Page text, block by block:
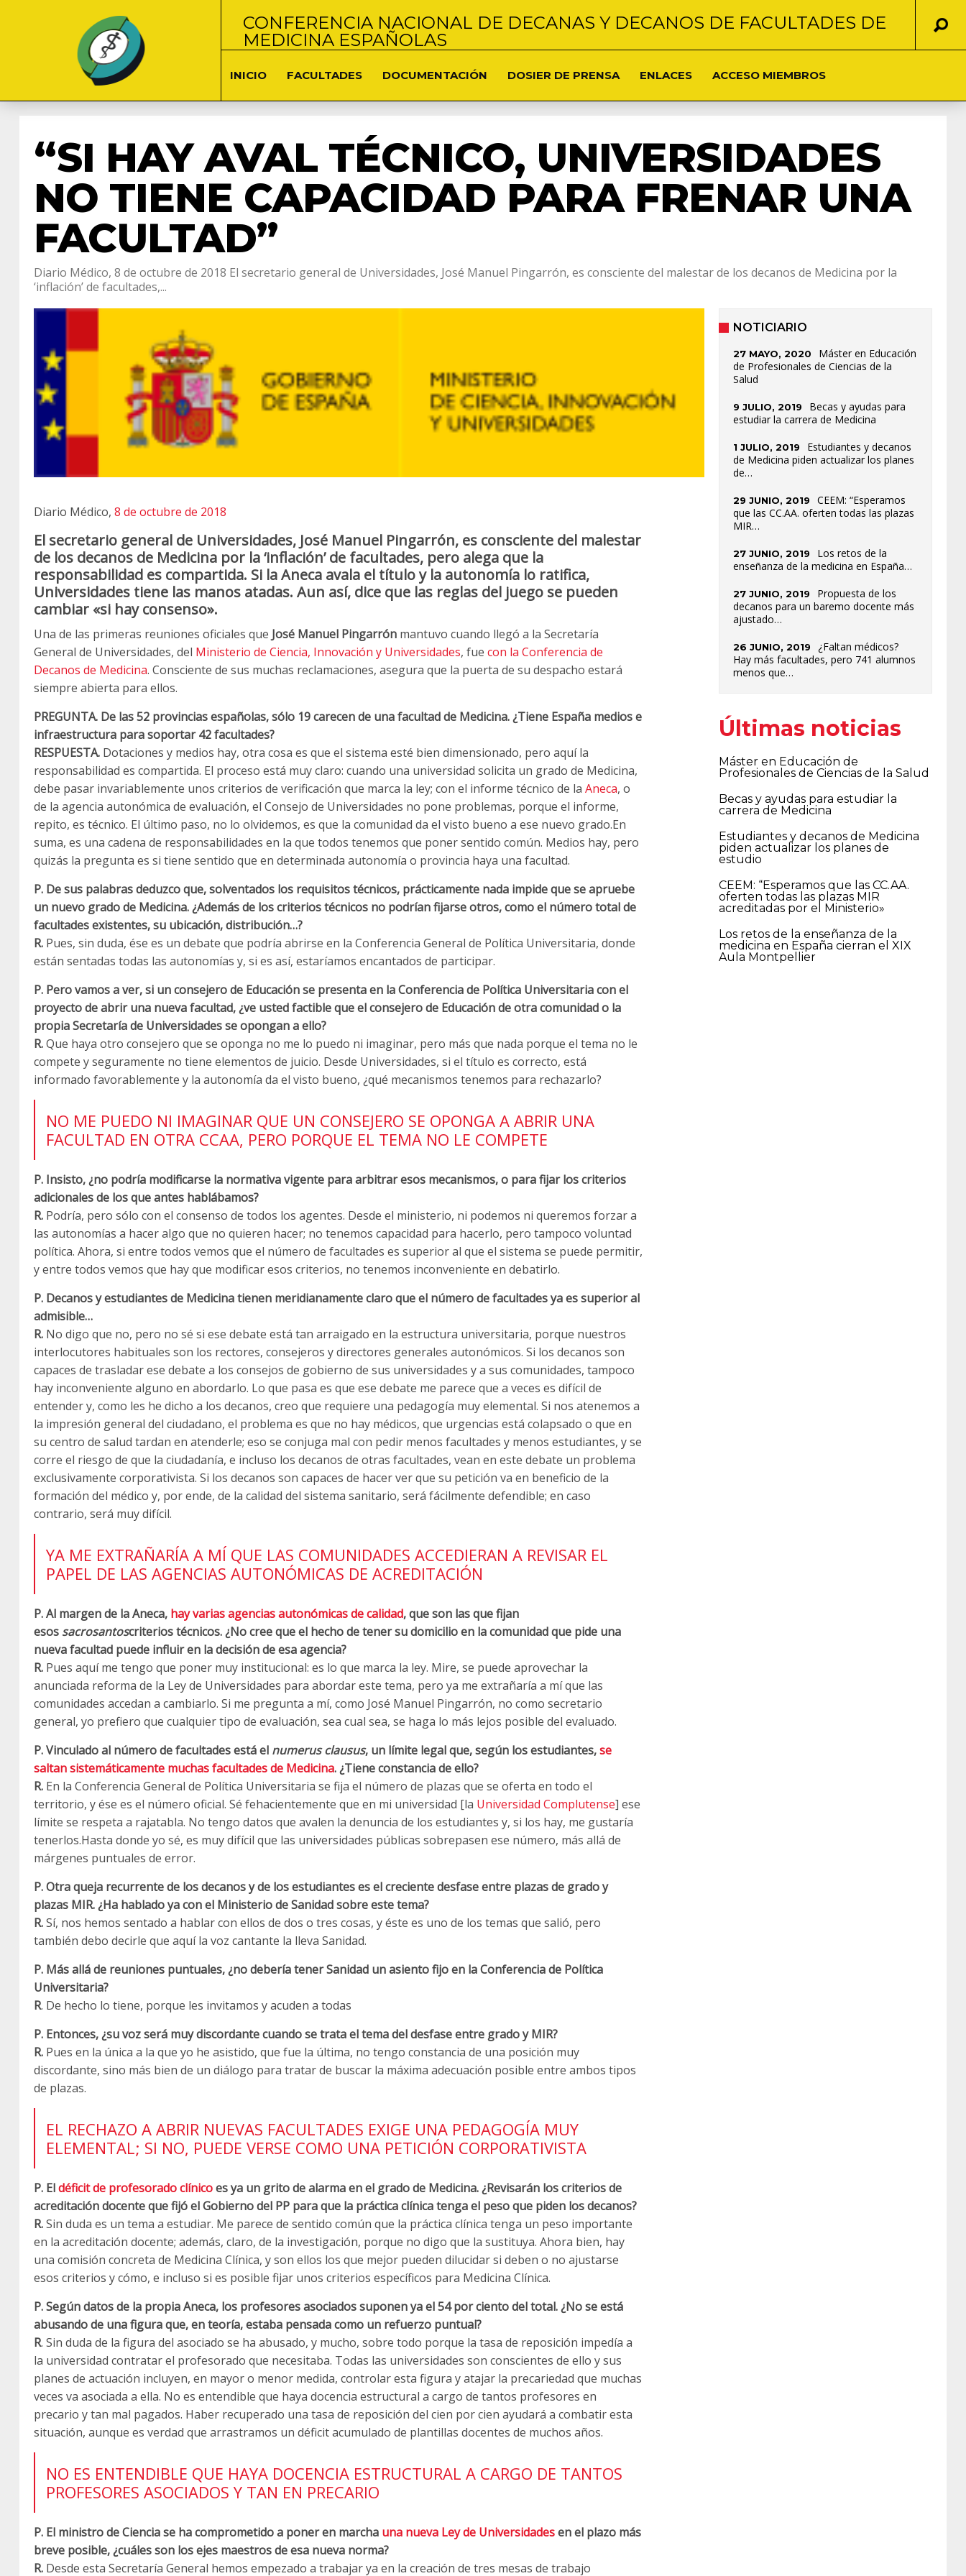
CONFERENCIA NACIONAL DE DECANAS Y DECANOS DE FACULTADES DE
MEDICINA ESPAÑOLAS
INICIO FACULTADES DOCUMENTACIÓN DOSIER DE PRENSA ENLACES ACCESO MIEMBROS
“SI HAY AVAL TÉCNICO, UNIVERSIDADES
NO TIENE CAPACIDAD PARA FRENAR UNA
FACULTAD”
Diario Médico, 8 de octubre de 2018 El secretario general de Universidades, José Manuel Pingarrón, es consciente del malestar de los decanos de Medicina por la
‘inflación’ de facultades,...
Diario Médico, 8 de octubre de 2018
El secretario general de Universidades, José Manuel Pingarrón, es consciente del malestar
de los decanos de Medicina por la ‘inflación’ de facultades, pero alega que la
responsabilidad es compartida. Si la Aneca avala el título y la autonomía lo ratifica,
Universidades tiene las manos atadas. Aun así, dice que las reglas del juego se pueden
cambiar «si hay consenso».
Una de las primeras reuniones oficiales que José Manuel Pingarrón mantuvo cuando llegó a la Secretaría
General de Universidades, del Ministerio de Ciencia, Innovación y Universidades, fue con la Conferencia de
Decanos de Medicina. Consciente de sus muchas reclamaciones, asegura que la puerta de su despacho estará
siempre abierta para ellos.
PREGUNTA. De las 52 provincias españolas, sólo 19 carecen de una facultad de Medicina. ¿Tiene España medios e
infraestructura para soportar 42 facultades?
RESPUESTA. Dotaciones y medios hay, otra cosa es que el sistema esté bien dimensionado, pero aquí la
responsabilidad es compartida. El proceso está muy claro: cuando una universidad solicita un grado de Medicina,
debe pasar invariablemente unos criterios de verificación que marca la ley; con el informe técnico de la Aneca, o
de la agencia autonómica de evaluación, el Consejo de Universidades no pone problemas, porque el informe,
repito, es técnico. El último paso, no lo olvidemos, es que la comunidad da el visto bueno a ese nuevo grado.En
suma, es una cadena de responsabilidades en la que todos tenemos que poner sentido común. Medios hay, pero
quizás la pregunta es si tiene sentido que en determinada autonomía o provincia haya una facultad.
P. De sus palabras deduzco que, solventados los requisitos técnicos, prácticamente nada impide que se apruebe
un nuevo grado de Medicina. ¿Además de los criterios técnicos no podrían fijarse otros, como el número total de
facultades existentes, su ubicación, distribución…?
R. Pues, sin duda, ése es un debate que podría abrirse en la Conferencia General de Política Universitaria, donde
están sentadas todas las autonomías y, si es así, estaríamos encantados de participar.
P. Pero vamos a ver, si un consejero de Educación se presenta en la Conferencia de Política Universitaria con el
proyecto de abrir una nueva facultad, ¿ve usted factible que el consejero de Educación de otra comunidad o la
propia Secretaría de Universidades se opongan a ello?
R.Que haya otro consejero que se oponga no me lo puedo ni imaginar, pero más que nada porque el tema no le
compete y seguramente no tiene elementos de juicio. Desde Universidades, si el título es correcto, está
informado favorablemente y la autonomía da el visto bueno, ¿qué mecanismos tenemos para rechazarlo?
NO ME PUEDO NI IMAGINAR QUE UN CONSEJERO SE OPONGA A ABRIR UNA
FACULTAD EN OTRA CCAA, PERO PORQUE EL TEMA NO LE COMPETE
P. Insisto, ¿no podría modificarse la normativa vigente para arbitrar esos mecanismos, o para fijar los criterios
adicionales de los que antes hablábamos?
R. Podría, pero sólo con el consenso de todos los agentes. Desde el ministerio, ni podemos ni queremos forzar a
las autonomías a hacer algo que no quieren hacer; no tenemos capacidad para hacerlo, pero tampoco voluntad
política. Ahora, si entre todos vemos que el número de facultades es superior al que el sistema se puede permitir,
y entre todos vemos que hay que modificar esos criterios, no tenemos inconveniente en debatirlo.
P. Decanos y estudiantes de Medicina tienen meridianamente claro que el número de facultades ya es superior al
admisible…
R. No digo que no, pero no sé si ese debate está tan arraigado en la estructura universitaria, porque nuestros
interlocutores habituales son los rectores, consejeros y directores generales autonómicos. Si los decanos son
capaces de trasladar ese debate a los consejos de gobierno de sus universidades y a sus comunidades, tampoco
hay inconveniente alguno en abordarlo. Lo que pasa es que ese debate me parece que a veces es difícil de
entender y, como les he dicho a los decanos, creo que requiere una pedagogía muy elemental. Si nos atenemos a
la impresión general del ciudadano, el problema es que no hay médicos, que urgencias está colapsado o que en
su centro de salud tardan en atenderle; eso se conjuga mal con pedir menos facultades y menos estudiantes, y se
corre el riesgo de que la ciudadanía, e incluso los decanos de otras facultades, vean en este debate un problema
exclusivamente corporativista. Si los decanos son capaces de hacer ver que su petición va en beneficio de la
formación del médico y, por ende, de la calidad del sistema sanitario, será fácilmente defendible; en caso
contrario, será muy difícil.
YA ME EXTRAÑARÍA A MÍ QUE LAS COMUNIDADES ACCEDIERAN A REVISAR EL
PAPEL DE LAS AGENCIAS AUTONÓMICAS DE ACREDITACIÓN
P. Al margen de la Aneca, hay varias agencias autonómicas de calidad, que son las que fijan
esos sacrosantoscriterios técnicos. ¿No cree que el hecho de tener su domicilio en la comunidad que pide una
nueva facultad puede influir en la decisión de esa agencia?
R. Pues aquí me tengo que poner muy institucional: es lo que marca la ley. Mire, se puede aprovechar la
anunciada reforma de la Ley de Universidades para abordar este tema, pero ya me extrañaría a mí que las
comunidades accedan a cambiarlo. Si me pregunta a mí, como José Manuel Pingarrón, no como secretario
general, yo prefiero que cualquier tipo de evaluación, sea cual sea, se haga lo más lejos posible del evaluado.
P. Vinculado al número de facultades está el numerus clausus, un límite legal que, según los estudiantes,se
saltan sistemáticamente muchas facultades de Medicina. ¿Tiene constancia de ello?
R. En la Conferencia General de Política Universitaria se fija el número de plazas que se oferta en todo el
territorio, y ése es el número oficial. Sé fehacientemente que en mi universidad [la Universidad Complutense] ese
límite se respeta a rajatabla. No tengo datos que avalen la denuncia de los estudiantes y, si los hay, me gustaría
tenerlos.Hasta donde yo sé, es muy difícil que las universidades públicas sobrepasen ese número, más allá de
márgenes puntuales de error.
P. Otra queja recurrente de los decanos y de los estudiantes es el creciente desfase entre plazas de grado y
plazas MIR. ¿Ha hablado ya con el Ministerio de Sanidad sobre este tema?
R.Sí, nos hemos sentado a hablar con ellos de dos o tres cosas, y éste es uno de los temas que salió, pero
también debo decirle que aquí la voz cantante la lleva Sanidad.
P. Más allá de reuniones puntuales, ¿no debería tener Sanidad un asiento fijo en la Conferencia de Política
Universitaria?
R. De hecho lo tiene, porque les invitamos y acuden a todas
P. Entonces, ¿su voz será muy discordante cuando se trata el tema del desfase entre grado y MIR?
R. Pues en la única a la que yo he asistido, que fue la última, no tengo constancia de una posición muy
discordante, sino más bien de un diálogo para tratar de buscar la máxima adecuación posible entre ambos tipos
de plazas.
EL RECHAZO A ABRIR NUEVAS FACULTADES EXIGE UNA PEDAGOGÍA MUY
ELEMENTAL; SI NO, PUEDE VERSE COMO UNA PETICIÓN CORPORATIVISTA
P. Eldéficit de profesorado clínicoes ya un grito de alarma en el grado de Medicina. ¿Revisarán los criterios de
acreditación docente que fijó el Gobierno del PP para que la práctica clínica tenga el peso que piden los decanos?
R.Sin duda es un tema a estudiar. Me parece de sentido común que la práctica clínica tenga un peso importante
en la acreditación docente; además, claro, de la investigación, porque no digo que la sustituya. Ahora bien, hay
una comisión concreta de Medicina Clínica, y son ellos los que mejor pueden dilucidar si deben o no ajustarse
esos criterios y cómo, e incluso si es posible fijar unos criterios específicos para Medicina Clínica.
P. Según datos de la propia Aneca, los profesores asociados suponen ya el 54 por ciento del total. ¿No se está
abusando de una figura que, en teoría, estaba pensada como un refuerzo puntual?
R. Sin duda de la figura del asociado se ha abusado, y mucho, sobre todo porque la tasa de reposición impedía a
la universidad contratar el profesorado que necesitaba. Todas las universidades son conscientes de ello y sus
planes de actuación incluyen, en mayor o menor medida, controlar esta figura y atajar la precariedad que muchas
veces va asociada a ella. No es entendible que haya docencia estructural a cargo de tantos profesores en
precario y tan mal pagados. Haber recuperado una tasa de reposición del cien por cien ayudará a combatir esta
situación, aunque es verdad que arrastramos un déficit acumulado de plantillas docentes de muchos años.
NO ES ENTENDIBLE QUE HAYA DOCENCIA ESTRUCTURAL A CARGO DE TANTOS
PROFESORES ASOCIADOS Y TAN EN PRECARIO
P. El ministro de Ciencia se ha comprometido a poner en marcha una nueva Ley de Universidadesen el plazo más
breve posible, ¿cuáles son los ejes maestros de esa nueva norma?
R. Desde esta Secretaría General hemos empezado a trabajar ya en la creación de tres mesas de trabajo
NOTICIARIO
27 MAYO, 2020
Máster en Educación
de Profesionales de Ciencias de la
Salud
9 JULIO, 2019
Becas y ayudas para
estudiar la carrera de Medicina
1 JULIO, 2019
Estudiantes y decanos
de Medicina piden actualizar los planes
de…
29 JUNIO, 2019
CEEM: “Esperamos
que las CC.AA. oferten todas las plazas
MIR…
27 JUNIO, 2019
Los retos de la
enseñanza de la medicina en España…
27 JUNIO, 2019
Propuesta de los
decanos para un baremo docente más
ajustado…
26 JUNIO, 2019
¿Faltan médicos?
Hay más facultades, pero 741 alumnos
menos que…
Últimas noticias
Máster en Educación de
Profesionales de Ciencias de la Salud
Becas y ayudas para estudiar la
carrera de Medicina
Estudiantes y decanos de Medicina
piden actualizar los planes de
estudio
CEEM: “Esperamos que las CC.AA.
oferten todas las plazas MIR
acreditadas por el Ministerio»
Los retos de la enseñanza de la
medicina en España cierran el XIX
Aula Montpellier